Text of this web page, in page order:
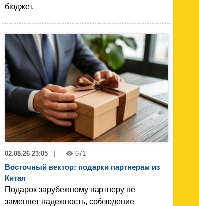
бюджет.
02.08.26 23:05 671
Восточный вектор: подарки партнерам из
Китая
Подарок зарубежному партнеру не
заменяет надежность, соблюдение